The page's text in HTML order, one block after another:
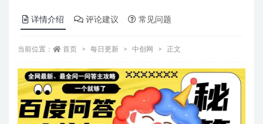
详情介绍 评论建议 常见问题
当前位置： 首页 每日更新 中创网 正文